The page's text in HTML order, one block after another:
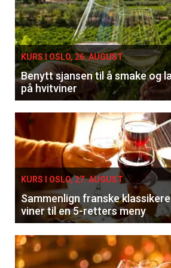
KURS I OSLO, 26. AUGUST
Benytt sjansen til å smake og
på hvitviner
KURS I OSLO, 27. AUGUST
Sammenlign franske
viner til en 5-retters meny